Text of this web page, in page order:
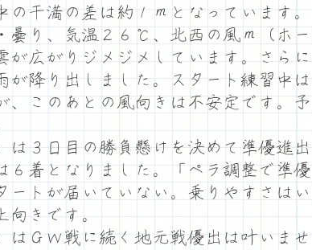
干満の差は約１ｍとなっています。
り、気温２６℃、北西の風ｍ（ホー
が広がりジメジメしています。さらに
が降り出しました。スタート練習中は
、このあとの風向きは不安定です。予
３日目の勝負懸けを決めて準優進出
６着となりました。「ペラ調整で準優
ートが届いていない。乗りやすさはい
向きです。
ＧＷ戦に続く地元戦優出は叶いませ